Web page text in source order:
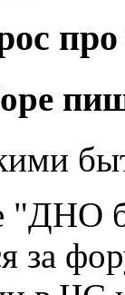
"ДНО
за